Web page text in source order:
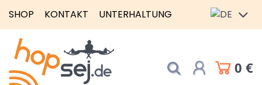
SHOP KONTAKT UNTERHALTUNG
0 €